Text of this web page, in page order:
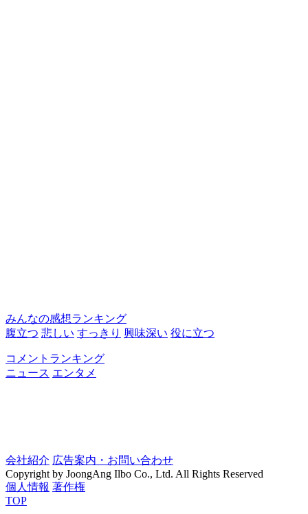
みんなの感想ランキング
腹立つ 悲しい すっきり 興味深い 役に立つ
コメントランキング
ニュース エンタメ
会社紹介 広告案内・お問い合わせ
Copyright by JoongAng Ilbo Co., Ltd. All Rights Reserved
個人情報 著作権
TOP